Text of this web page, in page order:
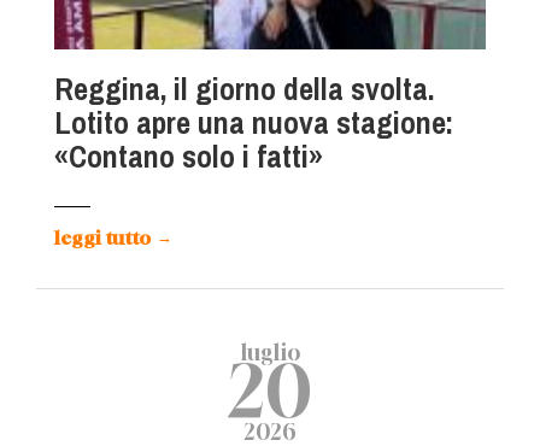
Reggina, il giorno della svolta.
Lotito apre una nuova stagione:
«Contano solo i fatti»
leggi tutto →
luglio
20
2026